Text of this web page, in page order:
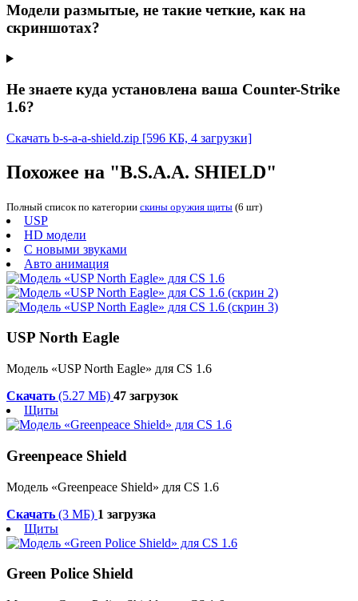
Модели размытые, не такие четкие, как на
скриншотах?
Не знаете куда установлена ваша Counter-Strike
1.6?
Скачать b-s-a-a-shield.zip [596 КБ, 4 загрузки]
Похожее на "B.S.A.A. SHIELD"
Полный список по категории скины оружия щиты (6 шт)
USP
HD модели
С новыми звуками
Авто анимация
USP North Eagle
Модель «USP North Eagle» для CS 1.6
Скачать (5.27 МБ) 47 загрузок
Щиты
Greenpeace Shield
Модель «Greenpeace Shield» для CS 1.6
Скачать (3 МБ) 1 загрузка
Щиты
Green Police Shield